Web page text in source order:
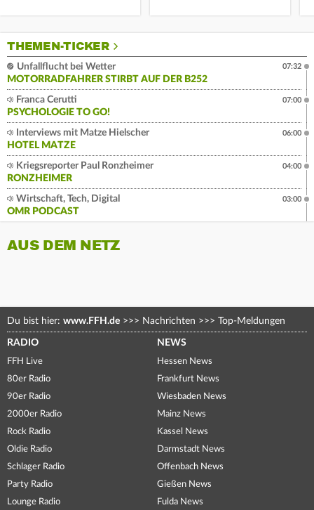
THEMEN-TICKER
Unfallflucht bei Wetter
MOTORRADFAHRER STIRBT AUF DER B252
07:32
Franca Cerutti
PSYCHOLOGIE TO GO!
07:00
Interviews mit Matze Hielscher
HOTEL MATZE
06:00
Kriegsreporter Paul Ronzheimer
RONZHEIMER
04:00
Wirtschaft, Tech, Digital
OMR PODCAST
03:00
AUS DEM NETZ
Du bist hier: www.FFH.de >>> Nachrichten >>> Top-Meldungen
RADIO
FFH Live
80er Radio
90er Radio
2000er Radio
Rock Radio
Oldie Radio
Schlager Radio
Party Radio
Lounge Radio
NEWS
Hessen News
Frankfurt News
Wiesbaden News
Mainz News
Kassel News
Darmstadt News
Offenbach News
Gießen News
Fulda News